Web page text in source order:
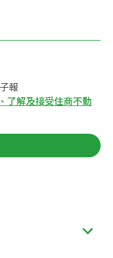
報
了解及接受住商不動